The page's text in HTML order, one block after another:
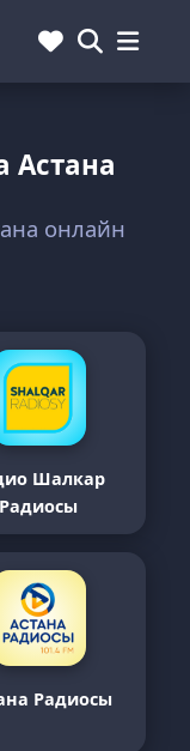
Астана
онлайн
Шалкар
Радиосы
Радиосы